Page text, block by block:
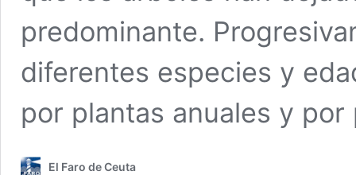
predominante.
diferentes especies y
por plantas anuales y
El Faro de Ceuta